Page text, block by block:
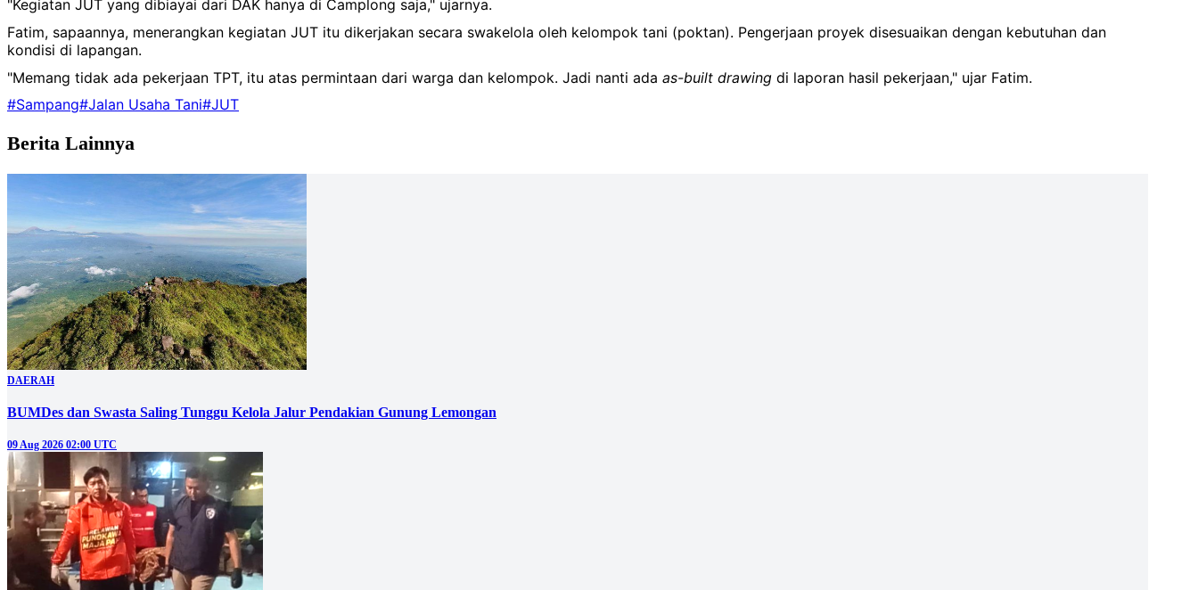
"Kegiatan JUT yang dibiayai dari DAK hanya di Camplong saja," ujarnya.
Fatim, sapaannya, menerangkan kegiatan JUT itu dikerjakan secara swakelola oleh kelompok tani (poktan). Pengerjaan proyek disesuaikan dengan kebutuhan dan
kondisi di lapangan.
"Memang tidak ada pekerjaan TPT, itu atas permintaan dari warga dan kelompok. Jadi nanti ada as-built drawing di laporan hasil pekerjaan," ujar Fatim.
#Sampang#Jalan Usaha Tani#JUT
Berita Lainnya
DAERAH
BUMDes dan Swasta Saling Tunggu Kelola Jalur Pendakian Gunung Lemongan
09 Aug 2026 02:00 UTC